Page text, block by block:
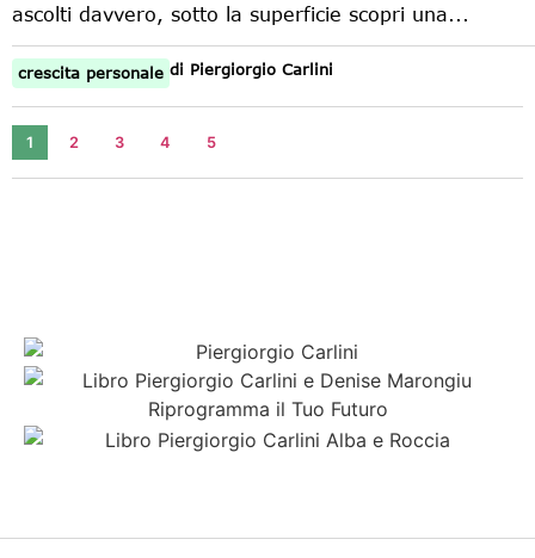
ascolti davvero, sotto la superficie scopri una...
crescita personale di Piergiorgio Carlini
1 2 3 4 5